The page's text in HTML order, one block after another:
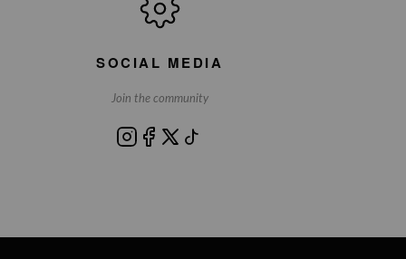
SOCIAL MEDIA
Join the community